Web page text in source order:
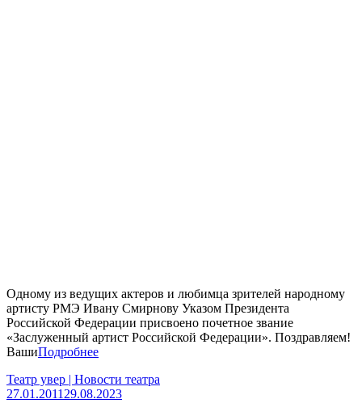
Одному из ведущих актеров и любимца зрителей народному
артисту РМЭ Ивану Смирнову Указом Президента
Российской Федерации присвоено почетное звание
«Заслуженный артист Российской Федерации». Поздравляем!
ВашиПодробнее
Театр увер | Новости театра
27.01.2011 29.08.2023